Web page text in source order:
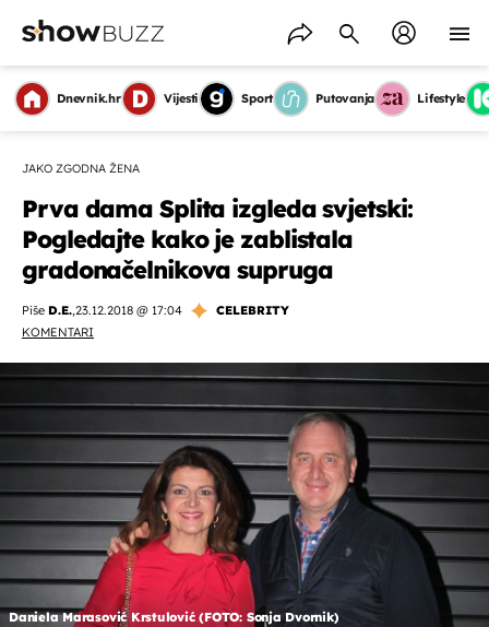
Dnevnik.hr Vijesti Sport Putovanja Lifestyle
JAKO ZGODNA ŽENA
Prva dama Splita izgleda svjetski:
Pogledajte kako je zablistala
gradonačelnikova supruga
Piše D.E.,23.12.2018 @ 17:04
CELEBRITY
KOMENTARI
Daniela Marasović Krstulović (FOTO: Sonja Dvornik)
OMOGUĆI OBAVIJESTI